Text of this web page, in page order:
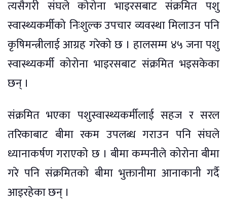
त्यसैगरी संघले कोरोना भाइरसबाट संक्रमित पशु
स्वास्थ्यकर्मीको निःशुल्क उपचार व्यवस्था मिलाउन पनि
कृषिमन्त्रीलाई आग्रह गरेको छ । हालसम्म ४५ जना पशु
स्वास्थ्यकर्मी कोरोना भाइरसबाट संक्रमित भइसकेका
छन् ।
संक्रमित भएका पशुस्वास्थ्यकर्मीलाई सहज र सरल
तरिकाबाट बीमा रकम उपलब्ध गराउन पनि संघले
ध्यानाकर्षण गराएको छ । बीमा कम्पनीले कोरोना बीमा
गरे पनि संक्रमितको बीमा भुक्तानीमा आनाकानी गर्दै
आइरहेका छन् ।